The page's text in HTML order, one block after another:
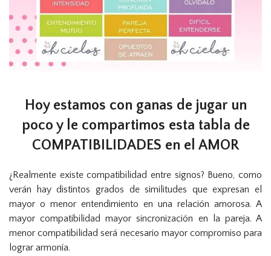
Hoy estamos con ganas de jugar un
poco y le compartimos esta tabla de
COMPATIBILIDADES en el AMOR
¿Realmente existe compatibilidad entre signos? Bueno, como
verán hay distintos grados de similitudes que expresan el
mayor o menor entendimiento en una relación amorosa. A
mayor compatibilidad mayor sincronización en la pareja. A
menor compatibilidad será necesario mayor compromiso para
lograr armonía.